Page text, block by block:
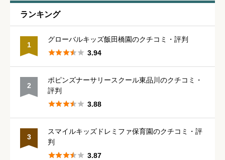
星の数をお選びください 
星の数をお選びください
星の数をお選びください
ランキング
1
グローバルキッズ飯田橋園のクチコミ・評判
 3.94
2
ポピンズナーサリースクール東品川のクチコミ・
評判
 3.88
3
スマイルキッズドレミファ保育園のクチコミ・評
判
 3.87